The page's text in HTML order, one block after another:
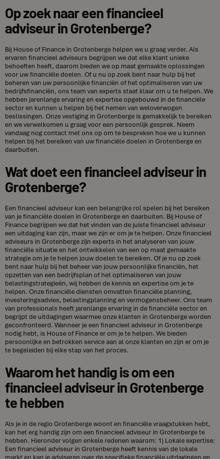
Op zoek naar een financieel
adviseur in Grotenberge?
Bij House of Finance in Grotenberge helpen we u graag verder. Als
ervaren financieel adviseurs begrijpen we dat elke klant unieke
behoeften heeft, daarom bieden we op maat gemaakte oplossingen
voor uw financiële doelen. Of u nu op zoek bent naar hulp bij het
beheren van uw persoonlijke financiën of het optimaliseren van uw
bedrijfsfinanciën, ons team van experts staat klaar om u te helpen. We
hebben jarenlange ervaring en expertise opgebouwd in de financiële
sector en kunnen u helpen bij het nemen van weloverwogen
beslissingen. Onze vestiging in Grotenberge is gemakkelijk te bereiken
en we verwelkomen u graag voor een persoonlijk gesprek. Neem
vandaag nog contact met ons op om te bespreken hoe we u kunnen
helpen bij het bereiken van uw financiële doelen in Grotenberge en
daarbuiten.
Wat doet een financieel adviseur in
Grotenberge?
Een financieel adviseur kan een belangrijke rol spelen bij het bereiken
van je financiële doelen in Grotenberge en daarbuiten. Bij House of
Finance begrijpen we dat het vinden van de juiste financieel adviseur
een uitdaging kan zijn, maar we zijn er om je te helpen. Onze financieel
adviseurs in Grotenberge zijn experts in het analyseren van jouw
financiële situatie en het ontwikkelen van een op maat gemaakte
strategie om je te helpen jouw doelen te bereiken. Of je nu op zoek
bent naar hulp bij het beheer van jouw persoonlijke financiën, het
opzetten van een bedrijfsplan of het optimaliseren van jouw
belastingstrategieën, wij hebben de kennis en expertise om je te
helpen. Onze financiële diensten omvatten financiële planning,
investeringsadvies, belastingplanning en vermogensbeheer. Ons team
van professionals heeft jarenlange ervaring in de financiële sector en
begrijpt de uitdagingen waarmee onze klanten in Grotenberge worden
geconfronteerd. Wanneer je een financieel adviseur in Grotenberge
nodig hebt, is House of Finance er om je te helpen. We bieden
persoonlijke en betrokken service aan al onze klanten en zijn er om je
te begeleiden bij elke stap van het proces.
Waarom het handig is om een
financieel adviseur in Grotenberge
te hebben
Als je in de regio Grotenberge woont en financiële vraagstukken hebt,
kan het erg handig zijn om een financieel adviseur in Grotenberge te
hebben. Hieronder volgen enkele redenen waarom: 1) Lokale expertise:
Een financieel adviseur in Grotenberge heeft kennis van de lokale
markt en kan je adviseren over de specifieke financiële uitdagingen en